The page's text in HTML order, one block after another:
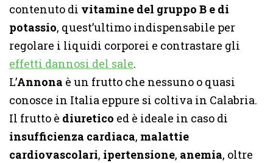
contenuto di vitamine del gruppo B e di
potassio, quest’ultimo indispensabile per
regolare i liquidi corporei e contrastare gli
effetti dannosi del sale.
L’Annona è un frutto che nessuno o quasi
conosce in Italia eppure si coltiva in Calabria.
Il frutto è diuretico ed è ideale in caso di
insufficienza cardiaca, malattie
cardiovascolari, ipertensione, anemia, oltre